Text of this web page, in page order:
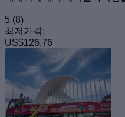
5 (8)
최저가격:
US$126.76